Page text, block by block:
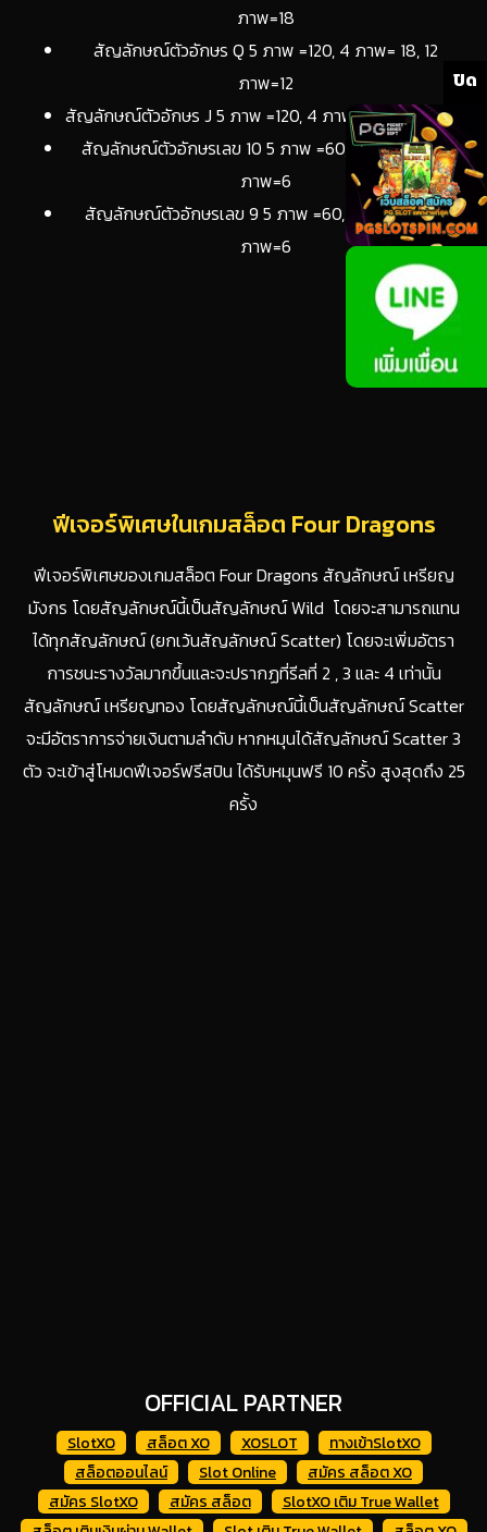
ภาพ=18
สัญลักษณ์ตัวอักษร Q 5 ภาพ =120, 4 ภาพ= 18, 12
ภาพ=12
สัญลักษณ์ตัวอักษร J 5 ภาพ =120, 4 ภาพ= 18, 12 ภาพ=12
สัญลักษณ์ตัวอักษรเลข 10 5 ภาพ =60, 4 ภาพ= 12, 12
ภาพ=6
สัญลักษณ์ตัวอักษรเลข 9 5 ภาพ =60, 4 ภาพ= 12, 12
ภาพ=6
ฟีเจอร์พิเศษในเกมสล็อต Four Dragons
ฟีเจอร์พิเศษของเกมสล็อต Four Dragons สัญลักษณ์ เหรียญ
มังกร โดยสัญลักษณ์นี้เป็นสัญลักษณ์ Wild โดยจะสามารถแทน
ได้ทุกสัญลักษณ์ (ยกเว้นสัญลักษณ์ Scatter) โดยจะเพิ่มอัตรา
การชนะรางวัลมากขึ้นและจะปรากฏที่รีลที่ 2 , 3 และ 4 เท่านั้น
สัญลักษณ์ เหรียญทอง โดยสัญลักษณ์นี้เป็นสัญลักษณ์ Scatter
จะมีอัตราการจ่ายเงินตามลำดับ หากหมุนได้สัญลักษณ์ Scatter 3
ตัว จะเข้าสู่โหมดฟีเจอร์ฟรีสปิน ได้รับหมุนฟรี 10 ครั้ง สูงสุดถึง 25
ครั้ง
OFFICIAL PARTNER
SlotXO สล็อต XO XOSLOT
ทางเข้าSlotXO
สล็อตออนไลน์
Slot Online
สมัคร สล็อต XO
สมัคร SlotXO
สมัคร สล็อต
SlotXO เติม True Wallet
ปิด